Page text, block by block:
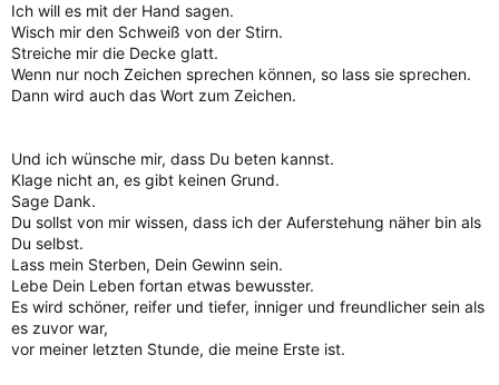
Ich will es mit der Hand sagen.
Wisch mir den Schweiß von der Stirn.
Streiche mir die Decke glatt.
Wenn nur noch Zeichen sprechen können, so lass sie sprechen.
Dann wird auch das Wort zum Zeichen.
Und ich wünsche mir, dass Du beten kannst.
Klage nicht an, es gibt keinen Grund.
Sage Dank.
Du sollst von mir wissen, dass ich der Auferstehung näher bin als
Du selbst.
Lass mein Sterben, Dein Gewinn sein.
Lebe Dein Leben fortan etwas bewusster.
Es wird schöner, reifer und tiefer, inniger und freundlicher sein als
es zuvor war,
vor meiner letzten Stunde, die meine Erste ist.